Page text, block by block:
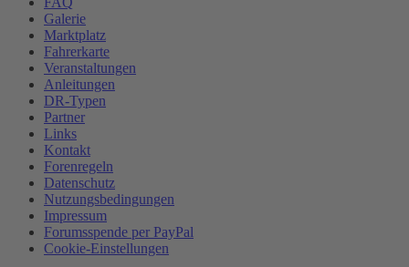
Galerie
Marktplatz
Fahrerkarte
Veranstaltungen
Anleitungen
DR-Typen
Partner
Links
Kontakt
Forenregeln
Datenschutz
Nutzungsbedingungen
Impressum
Forumsspende per PayPal
Cookie-Einstellungen